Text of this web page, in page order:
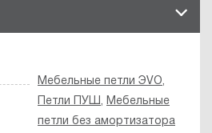
Мебельные петли ЭVO
Петли ПУШ
Мебельные
петли без амортизатора